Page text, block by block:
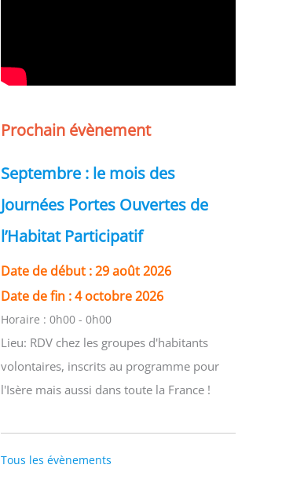
Prochain évènement
Septembre : le mois des
Journées Portes Ouvertes de
l’Habitat Participatif
Date de début :29 août 2026
Date de fin :4 octobre 2026
Horaire : 0h00 - 0h00
Lieu: RDV chez les groupes d'habitants
volontaires, inscrits au programme pour
l'Isère mais aussi dans toute la France !
Tous les évènements